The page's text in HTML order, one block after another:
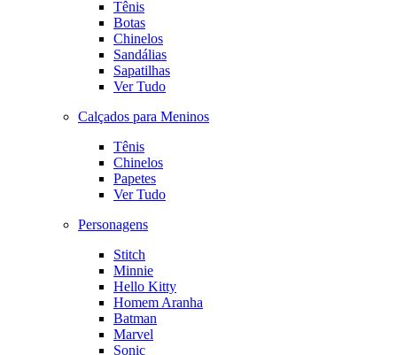
Tênis
Botas
Chinelos
Sandálias
Sapatilhas
Ver Tudo
Calçados para Meninos
Tênis
Chinelos
Papetes
Ver Tudo
Personagens
Stitch
Minnie
Hello Kitty
Homem Aranha
Batman
Marvel
Sonic